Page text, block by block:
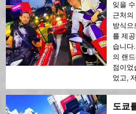
잊을
근처의
방식으
를 제
습니다
의 랜
점이었
었고,
도쿄